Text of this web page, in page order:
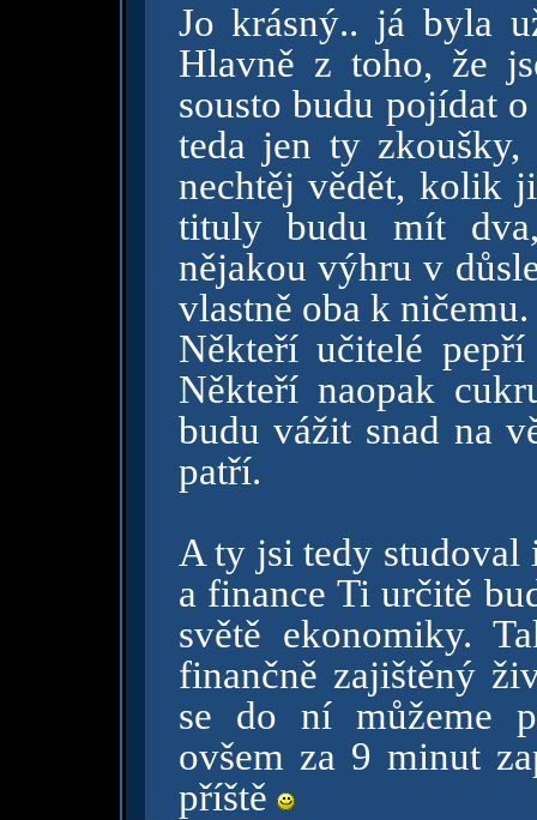
Jo krásný.. já byla
Hlavně z toho, že
sousto budu pojídat
teda jen ty
nechtěj vědět, kolik
tituly budu mít
nějakou výhru v
vlastně oba k ničemu.
Někteří učitelé
Někteří naopak
budu vážit snad na
patří.
A ty jsi tedy studoval
a finance Ti určitě
světě ekonomiky.
finančně zajištěný
se do ní můžeme
ovšem za 9 minut
příště